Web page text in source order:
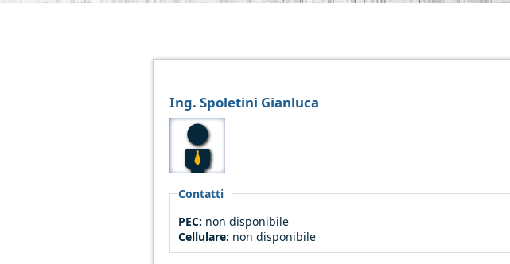
Ing. Spoletini Gianluca
Contatti
PEC: non disponibile
Cellulare: non disponibile